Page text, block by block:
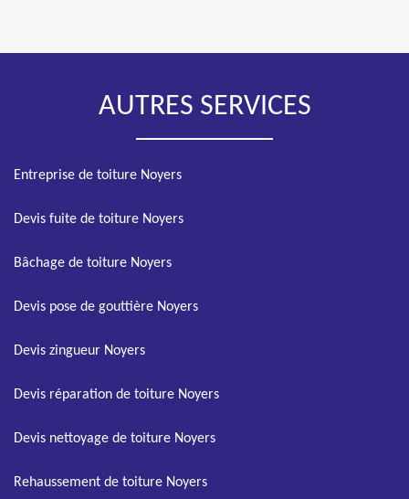
AUTRES SERVICES
Entreprise de toiture Noyers
Devis fuite de toiture Noyers
Bâchage de toiture Noyers
Devis pose de gouttière Noyers
Devis zingueur Noyers
Devis réparation de toiture Noyers
Devis nettoyage de toiture Noyers
Rehaussement de toiture Noyers